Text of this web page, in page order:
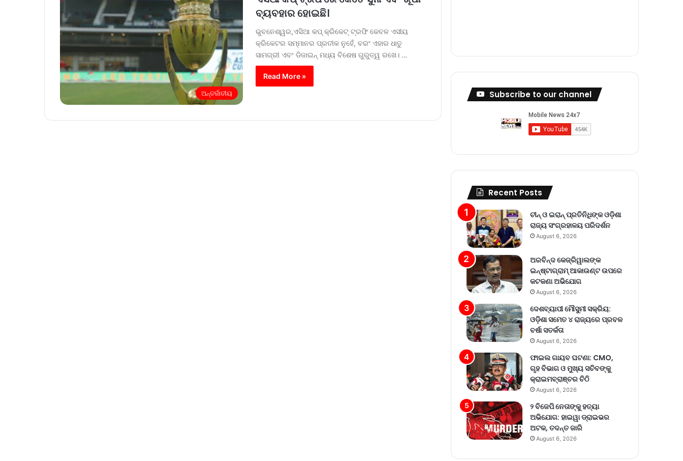
ଅନ୍ତର୍ଜାତୀୟ
ବ୍ୟବହାର ହୋଇଛି।
ଭୁବନେଶ୍ୱର,ଏସିଆ କପ୍ କ୍ରିକେଟ୍ ଟ୍ରଫି କେବଳ ଏସୀୟ
କ୍ରିକେଟର ସମ୍ମାନର ପ୍ରତୀକ ନୁହେଁ, ବରଂ ଏହାର ଧାତୁ
ସାମଗ୍ରୀ ଏବଂ ଡିଜାଇନ୍ ମଧ୍ୟ ବିଶେଷ ଗୁରୁତ୍ୱ ରଖେ। …
Read More »
Subscribe to our channel
Recent Posts
ଚୀନ୍ ଓ ଇରାନ୍ ପ୍ରତିନିଧିଙ୍କ ଓଡ଼ିଶା
ରାଜ୍ୟ ସଂଗ୍ରହାଳୟ ପରିଦର୍ଶନ
August 6, 2026
ଅରବିନ୍ଦ କେଜ୍ରିୱାଲଙ୍କ
ଇନ୍‌ଷ୍ଟାଗ୍ରାମ୍ ଆକାଉଣ୍ଟ ଉପରେ
କଟକଣା ଅଭିଯୋଗ
August 6, 2026
ଦେଶବ୍ୟାପୀ ମୌସୁମୀ ସକ୍ରିୟ:
ଓଡ଼ିଶା ସମେତ ୪ ରାଜ୍ୟରେ ପ୍ରବଳ
ବର୍ଷା ସତର୍କତା
August 6, 2026
ଫାଇଲ ଗାୟବ ଘଟଣା: CMO,
ଗୃହ ବିଭାଗ ଓ ମୁଖ୍ୟ ସଚିବଙ୍କୁ
କ୍ରାଇମବ୍ରାଞ୍ଚର ଚିଠି
August 6, 2026
୨ ବିଜେପି ନେତାଙ୍କୁ ହତ୍ୟା
ଅଭିଯୋଗ: ହାଇୱା ଡ୍ରାଇଭର
ଅଟକ, ତଦନ୍ତ ଜାରି
August 6, 2026